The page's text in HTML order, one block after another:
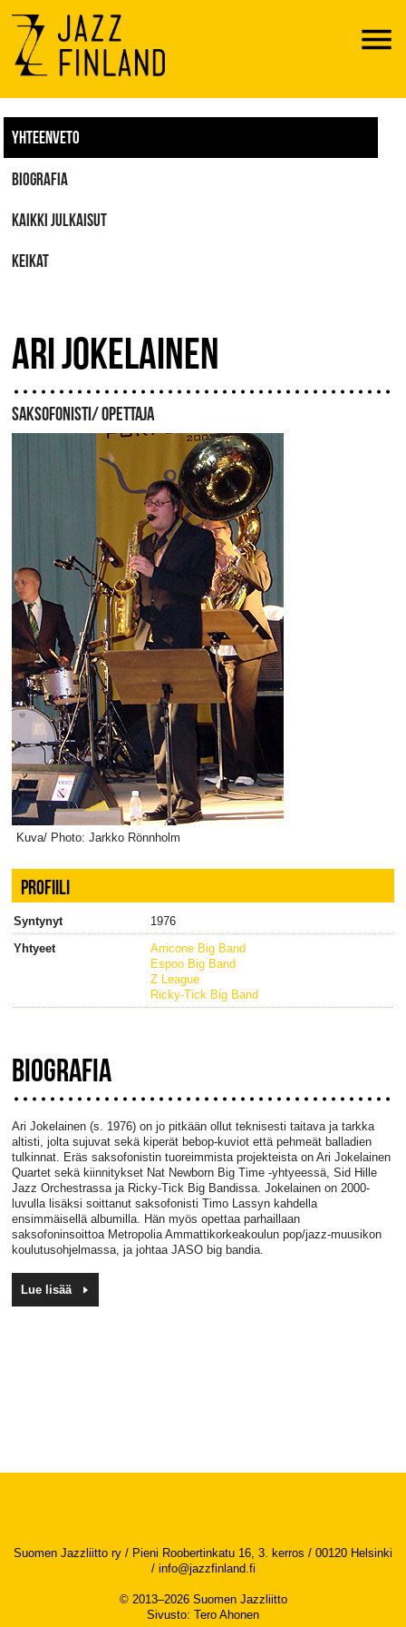
Menu
YHTEENVETO
BIOGRAFIA
KAIKKI JULKAISUT
KEIKAT
ARI JOKELAINEN
SAKSOFONISTI/ OPETTAJA
Kuva/ Photo: Jarkko Rönnholm
PROFIILI
Syntynyt
1976
Yhtyeet
Arricone Big Band
Espoo Big Band
Z League
Ricky-Tick Big Band
BIOGRAFIA
Ari Jokelainen (s. 1976) on jo pitkään ollut teknisesti taitava ja tarkka
altisti, jolta sujuvat sekä kiperät bebop-kuviot että pehmeät balladien
tulkinnat. Eräs saksofonistin tuoreimmista projekteista on Ari Jokelainen
Quartet sekä kiinnitykset Nat Newborn Big Time -yhtyeessä, Sid Hille
Jazz Orchestrassa ja Ricky-Tick Big Bandissa. Jokelainen on 2000-
luvulla lisäksi soittanut saksofonisti Timo Lassyn kahdella
ensimmäisellä albumilla. Hän myös opettaa parhaillaan
saksofoninsoittoa Metropolia Ammattikorkeakoulun pop/jazz-muusikon
koulutusohjelmassa, ja johtaa JASO big bandia.
Lue lisää
Suomen Jazzliitto ry / Pieni Roobertinkatu 16, 3. kerros / 00120 Helsinki
/ info@jazzfinland.fi
© 2013–2026 Suomen Jazzliitto
Sivusto: Tero Ahonen